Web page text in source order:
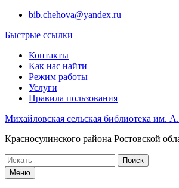
Перейти
содержимому
bib.chehova@yandex.ru
Быстрые ссылки
Контакты
Как нас найти
Режим работы
Услуги
Правила пользования
Михайловская сельская библиотека им.
Красносулинского района Ростовской
Поиск
по:Меню